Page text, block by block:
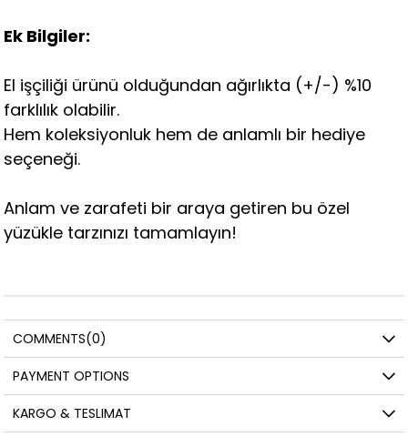
Ek Bilgiler:
El işçiliği ürünü olduğundan ağırlıkta (+/-) %10
farklılık olabilir.
Hem koleksiyonluk hem de anlamlı bir hediye
seçeneği.
Anlam ve zarafeti bir araya getiren bu özel
yüzükle tarzınızı tamamlayın!
COMMENTS(0)
PAYMENT OPTIONS
KARGO & TESLIMAT